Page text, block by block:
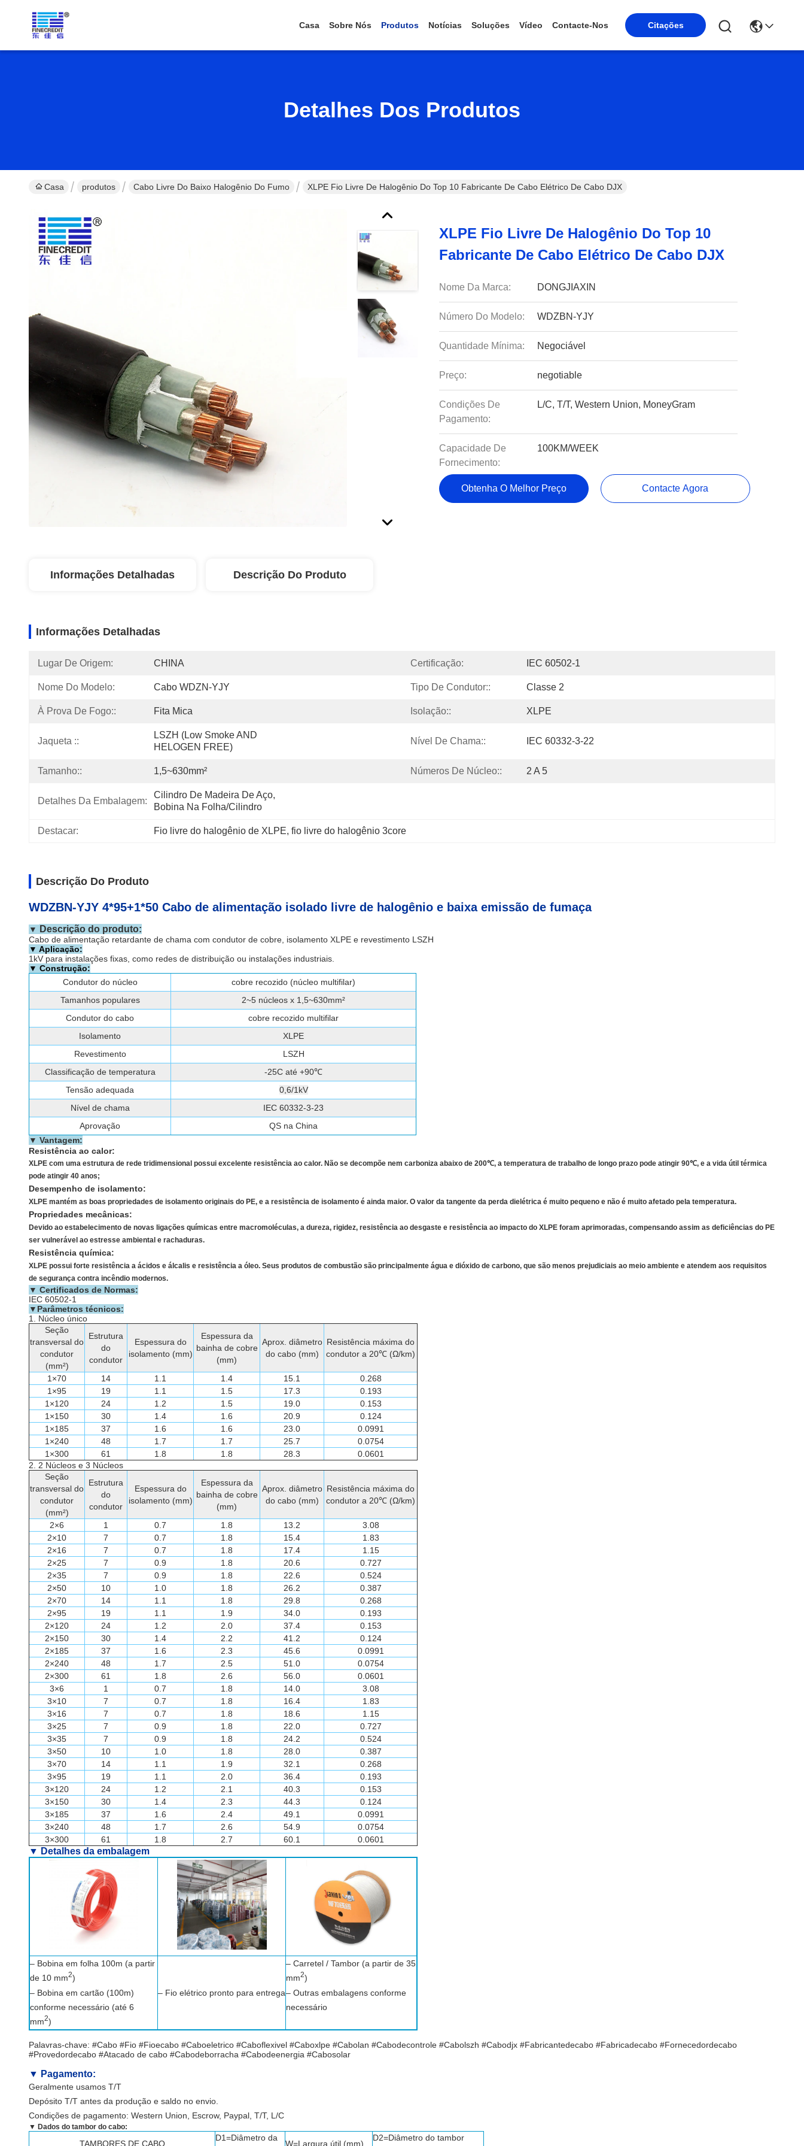
Casa Sobre Nós Produtos Notícias Soluções Vídeo Contacte-Nos Citações
Detalhes Dos Produtos
Casa produtos Cabo Livre Do Baixo Halogênio Do Fumo XLPE Fio Livre De Halogênio Do Top 10 Fabricante De Cabo Elétrico De Cabo DJX
XLPE Fio Livre De Halogênio Do Top 10
Fabricante De Cabo Elétrico De Cabo DJX
Nome Da Marca: DONGJIAXIN
Número Do Modelo: WDZBN-YJY
Quantidade Mínima: Negociável
Preço: negotiable
Condições De
Pagamento:
L/C, T/T, Western Union, MoneyGram
Capacidade De
Fornecimento:
100KM/WEEK
Obtenha O Melhor Preço Contacte Agora
Informações Detalhadas Descrição Do Produto
Informações Detalhadas
Lugar De Origem: CHINA Certificação: IEC 60502-1
Nome Do Modelo: Cabo WDZN-YJY Tipo De Condutor:: Classe 2
À Prova De Fogo:: Fita Mica Isolação:: XLPE
Jaqueta ::
LSZH (Low Smoke AND
HELOGEN FREE)
Nível De Chama:: IEC 60332-3-22
Tamanho:: 1,5~630mm² Números De Núcleo:: 2 A 5
Detalhes Da Embalagem:
Cilindro De Madeira De Aço,
Bobina Na Folha/cilindro
Destacar: Fio livre do halogênio de XLPE, fio livre do halogênio 3core
Descrição Do Produto
WDZBN-YJY 4*95+1*50 Cabo de alimentação isolado livre de halogênio e baixa emissão de fumaça
▼ Descrição do produto:
Cabo de alimentação retardante de chama com condutor de cobre, isolamento XLPE e revestimento LSZH
▼ Aplicação:
1kV para instalações fixas, como redes de distribuição ou instalações industriais.
▼ Construção:
Condutor do núcleo
cobre recozido (núcleo multifilar)
Tamanhos populares
2~5 núcleos x 1,5~630mm²
Condutor do cabo
cobre recozido multifilar
Isolamento
XLPE
Revestimento
LSZH
Classificação de temperatura
-25C até +90℃
Tensão adequada
0,6/1kV
Nível de chama
IEC 60332-3-23
Aprovação
QS na China
▼ Vantagem:
Resistência ao calor:
XLPE com uma estrutura de rede tridimensional possui excelente resistência ao calor. Não se decompõe nem carboniza abaixo de 200℃, a temperatura de trabalho de longo prazo pode atingir 90℃, e a vida útil térmica
pode atingir 40 anos;
Desempenho de isolamento:
XLPE mantém as boas propriedades de isolamento originais do PE, e a resistência de isolamento é ainda maior. O valor da tangente da perda dielétrica é muito pequeno e não é muito afetado pela temperatura.
Propriedades mecânicas:
Devido ao estabelecimento de novas ligações químicas entre macromoléculas, a dureza, rigidez, resistência ao desgaste e resistência ao impacto do XLPE foram aprimoradas, compensando assim as deficiências do PE
ser vulnerável ao estresse ambiental e rachaduras.
Resistência química:
XLPE possui forte resistência a ácidos e álcalis e resistência a óleo. Seus produtos de combustão são principalmente água e dióxido de carbono, que são menos prejudiciais ao meio ambiente e atendem aos requisitos
de segurança contra incêndio modernos.
▼ Certificados de Normas:
IEC 60502-1
▼Parâmetros técnicos:
1. Núcleo único
Seção
transversal do
condutor
(mm²)
Estrutura
do
condutor
Espessura do
isolamento (mm)
Espessura da
bainha de cobre
(mm)
Aprox. diâmetro
do cabo (mm)
Resistência máxima do
condutor a 20℃ (Ω/km)
1×70 14 1.1 1.4 15.1
0.268
1×95
19 1.1 1.5 17.3
0.193
1×120
24 1.2 1.5 19.0
0.153
1×150
30 1.4 1.6 20.9
0.124
1×185
37 1.6 1.6 23.0
0.0991
1×240
48 1.7 1.7 25.7
0.0754
1×300
61 1.8 1.8 28.3
0.0601
2. 2 Núcleos e 3 Núcleos
Seção
transversal do
condutor
(mm²)
Estrutura
do
condutor
Espessura do
isolamento (mm)
Espessura da
bainha de cobre
(mm)
Aprox. diâmetro
do cabo (mm)
Resistência máxima do
condutor a 20℃ (Ω/km)
2×6 1 0.7 1.8 13.2
3.08
2×10
7 0.7 1.8 15.4
1.83
2×16
7 0.7 1.8 17.4
1.15
2×25
7 0.9 1.8 20.6
0.727
2×35
7 0.9 1.8 22.6
0.524
2×50
10 1.0 1.8 26.2
0.387
2×70
14 1.1 1.8 29.8
0.268
2×95
19 1.1 1.9 34.0
0.193
2×120
24 1.2 2.0 37.4
0.153
2×150
30 1.4 2.2 41.2
0.124
2×185
37 1.6 2.3 45.6
0.0991
2×240
48 1.7 2.5 51.0
0.0754
2×300
61 1.8 2.6 56.0
0.0601
3×6
1 0.7 1.8 14.0
3.08
3×10
7 0.7 1.8 16.4
1.83
3×16
7 0.7 1.8 18.6
1.15
3×25
7 0.9 1.8 22.0
0.727
3×35
7 0.9 1.8 24.2
0.524
3×50
10 1.0 1.8 28.0
0.387
3×70
14 1.1 1.9 32.1
0.268
3×95
19 1.1 2.0 36.4
0.193
3×120
24 1.2 2.1 40.3
0.153
3×150
30 1.4 2.3 44.3
0.124
3×185
37 1.6 2.4 49.1
0.0991
3×240
48 1.7 2.6 54.9
0.0754
3×300
61 1.8 2.7 60.1 0.0601
▼ Detalhes da embalagem
– Bobina em folha 100m (a partir
de 10 mm2)
– Bobina em cartão (100m)
conforme necessário (até 6
mm2)
– Fio elétrico pronto para entrega
– Carretel / Tambor (a partir de 35
mm2)
– Outras embalagens conforme
necessário
Palavras-chave: #Cabo #Fio #Fioecabo #Caboeletrico #Caboflexivel #Caboxlpe #Cabolan #Cabodecontrole #Cabolszh #Cabodjx #Fabricantedecabo #Fabricadecabo #Fornecedordecabo
#Provedordecabo #Atacado de cabo #Cabodeborracha #Cabodeenergia #Cabosolar
▼ Pagamento:
Geralmente usamos T/T
Depósito T/T antes da produção e saldo no envio.
Condições de pagamento: Western Union, Escrow, Paypal, T/T, L/C
▼ Dados do tambor do cabo:
TAMBORES DE CABO
D1=Diâmetro da
W=Largura útil (mm)
D2=Diâmetro do tambor